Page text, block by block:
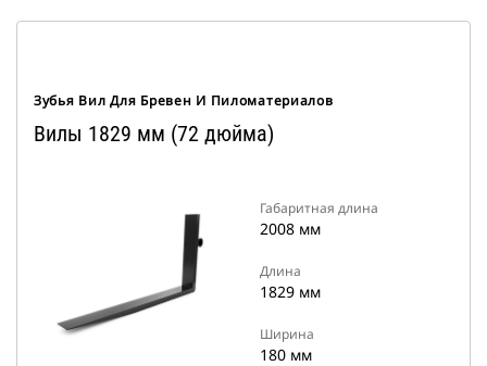
Зубья Вил Для Бревен И Пиломатериалов
Вилы 1829 мм (72 дюйма)
Габаритная длина
2008 мм
Длина
1829 мм
Ширина
180 мм